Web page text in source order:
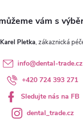
Karel Pletka
info@dental-trade.cz
+420 724 393 271
Sledujte nás na FB
dental_trade.cz